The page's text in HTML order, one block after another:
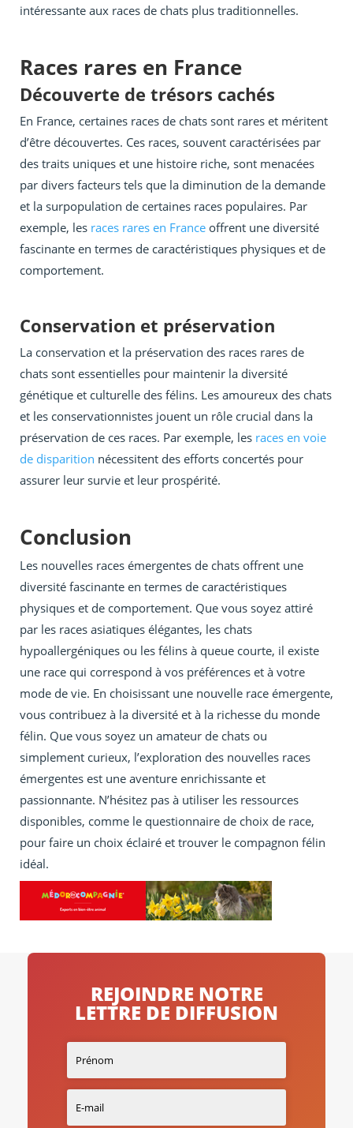
intéressante aux races de chats plus traditionnelles.
Races rares en France
Découverte de trésors cachés
En France, certaines races de chats sont rares et méritent
d’être découvertes. Ces races, souvent caractérisées par
des traits uniques et une histoire riche, sont menacées
par divers facteurs tels que la diminution de la demande
et la surpopulation de certaines races populaires. Par
exemple, les races rares en France offrent une diversité
fascinante en termes de caractéristiques physiques et de
comportement.
Conservation et préservation
La conservation et la préservation des races rares de
chats sont essentielles pour maintenir la diversité
génétique et culturelle des félins. Les amoureux des chats
et les conservationnistes jouent un rôle crucial dans la
préservation de ces races. Par exemple, les races en voie
de disparition nécessitent des efforts concertés pour
assurer leur survie et leur prospérité.
Conclusion
Les nouvelles races émergentes de chats offrent une
diversité fascinante en termes de caractéristiques
physiques et de comportement. Que vous soyez attiré
par les races asiatiques élégantes, les chats
hypoallergéniques ou les félins à queue courte, il existe
une race qui correspond à vos préférences et à votre
mode de vie. En choisissant une nouvelle race émergente,
vous contribuez à la diversité et à la richesse du monde
félin. Que vous soyez un amateur de chats ou
simplement curieux, l’exploration des nouvelles races
émergentes est une aventure enrichissante et
passionnante. N’hésitez pas à utiliser les ressources
disponibles, comme le questionnaire de choix de race,
pour faire un choix éclairé et trouver le compagnon félin
idéal.
REJOINDRE NOTRE
LETTRE DE DIFFUSION